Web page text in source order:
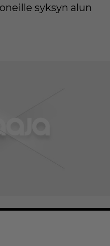
syksyn alun